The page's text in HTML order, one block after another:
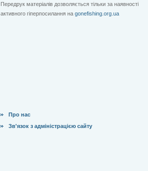
Передрук матеріалів дозволяється тільки за наявності
активного гіперпосилання на gonefishing.org.ua
Про нас
Зв'язок з адміністрацією сайту